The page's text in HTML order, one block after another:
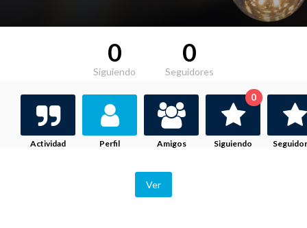
0
Siguiendo
0
Seguidores
Actividad Perfil Amigos Siguiendo
0
Ver